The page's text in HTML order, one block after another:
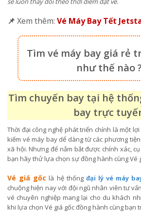
📌 Xem thêm: Vé Máy Bay Tết
Tìm vé máy bay giá rẻ
như thế nào
Tìm chuyến bay tại hệ
bay trực
Thời đại công nghệ phát triển chính là một
kiếm vé máy bay dể dàng từ các phương
xã hội. Nhưng để nắm bắt được chính xác,
bạn hãy thử lựa chọn sự đồng hành cùng Vé
Vé giá gốc là hệ thống đại lý vé máy
chuộng hiện nay với đội ngũ nhân viên tư
vé chuyên nghiệp mang lại cho du khách
khi lựa chọn Vé giá gốc đồng hành cùng bạn